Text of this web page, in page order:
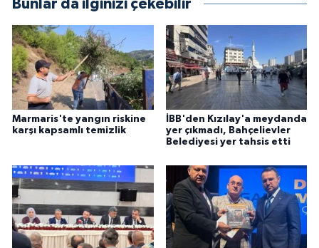
Bunlar da ilginizi çekebilir
Marmaris'te yangın riskine
karşı kapsamlı temizlik
İBB'den Kızılay'a meydanda
yer çıkmadı, Bahçelievler
Belediyesi yer tahsis etti